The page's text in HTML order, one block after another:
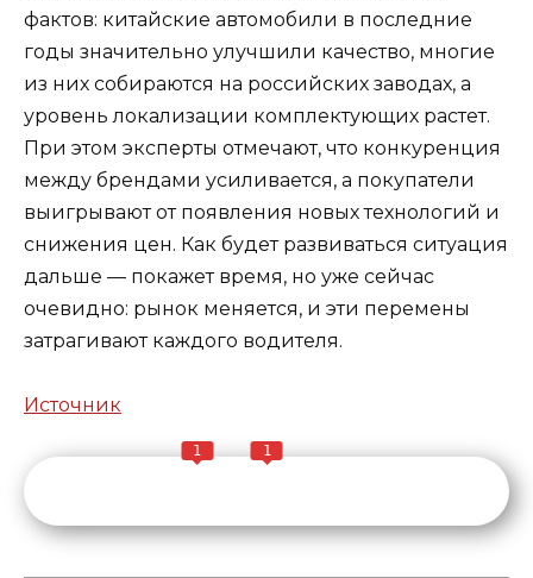
фактов: китайские автомобили в последние
годы значительно улучшили качество, многие
из них собираются на российских заводах, а
уровень локализации комплектующих растет.
При этом эксперты отмечают, что конкуренция
между брендами усиливается, а покупатели
выигрывают от появления новых технологий и
снижения цен. Как будет развиваться ситуация
дальше — покажет время, но уже сейчас
очевидно: рынок меняется, и эти перемены
затрагивают каждого водителя.
Источник
1 1